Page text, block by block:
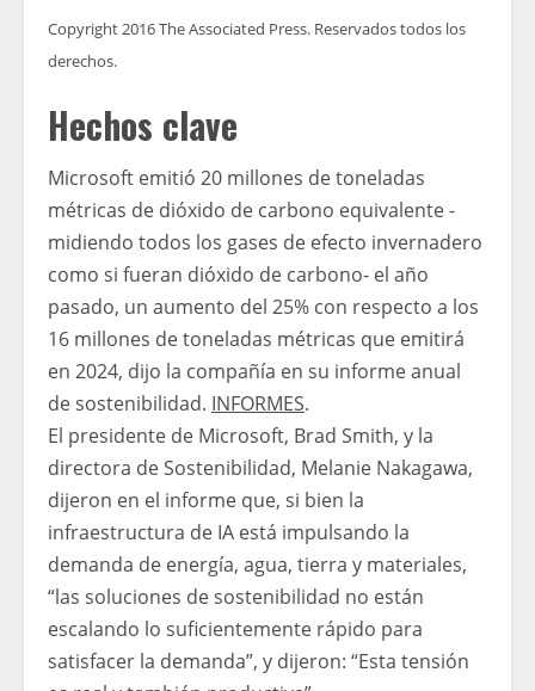
Copyright 2016 The Associated Press. Reservados todos los
derechos.
Hechos clave
Microsoft emitió 20 millones de toneladas
métricas de dióxido de carbono equivalente -
midiendo todos los gases de efecto invernadero
como si fueran dióxido de carbono- el año
pasado, un aumento del 25% con respecto a los
16 millones de toneladas métricas que emitirá
en 2024, dijo la compañía en su informe anual
de sostenibilidad. INFORMES.
El presidente de Microsoft, Brad Smith, y la
directora de Sostenibilidad, Melanie Nakagawa,
dijeron en el informe que, si bien la
infraestructura de IA está impulsando la
demanda de energía, agua, tierra y materiales,
“las soluciones de sostenibilidad no están
escalando lo suficientemente rápido para
satisfacer la demanda”, y dijeron: “Esta tensión